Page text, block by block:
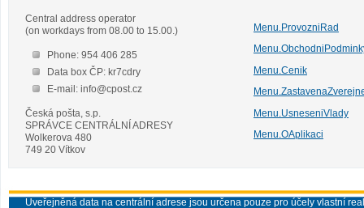
Central address operator
(on workdays from 08.00 to 15.00.)
Phone: 954 406 285
Data box ČP: kr7cdry
E-mail: info@cpost.cz
Česká pošta, s.p.
SPRÁVCE CENTRÁLNÍ ADRESY
Wolkerova 480
749 20 Vítkov
Menu.ProvozniRad
Menu.Cenik
Menu.UsneseniVlady
Menu.OAplikaci
Uveřejněná data na centrální adrese jsou určena pouze pro účely vlastní